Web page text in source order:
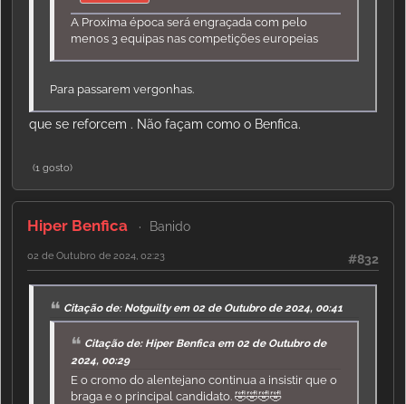
A Proxima época será engraçada com pelo
menos 3 equipas nas competições europeias
Para passarem vergonhas.
que se reforcem . Não façam como o Benfica.
(1 gosto)
Hiper Benfica Banido
#832
02 de Outubro de 2024, 02:23
Citação de: Notguilty em 02 de Outubro de 2024, 00:41
Citação de: Hiper Benfica em 02 de Outubro de
2024, 00:29
E o cromo do alentejano continua a insistir que o
braga e o principal candidato. 🤣🤣🤣🤣